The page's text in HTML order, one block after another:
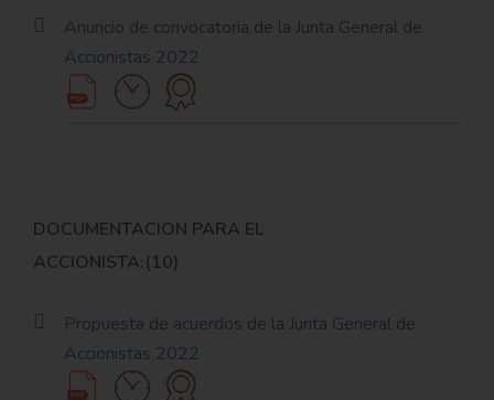
Anuncio de convocatoria de la Junta General de
Accionistas 2022
DOCUMENTACION PARA EL
ACCIONISTA:(10)
Propuesta de acuerdos de la Junta General de
Accionistas 2022